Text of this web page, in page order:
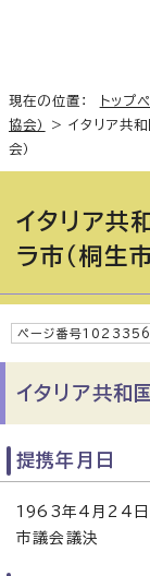
現在の位置： トップ
協会）
>イタリア共
会）
イタリア共
ラ市（桐生
ページ番号1023356
イタリア共和
提携年月日
1963年4月24日
市議会議決